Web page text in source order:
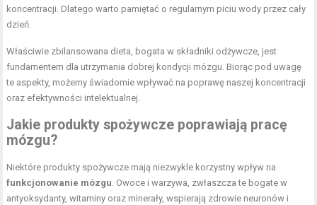
koncentracji. Dlatego warto pamiętać o regularnym piciu wody przez cały
dzień.
Właściwie zbilansowana dieta, bogata w składniki odżywcze, jest
fundamentem dla utrzymania dobrej kondycji mózgu. Biorąc pod uwagę
te aspekty, możemy świadomie wpływać na poprawę naszej koncentracji
oraz efektywności intelektualnej.
Jakie produkty spożywcze poprawiają pracę
mózgu?
Niektóre produkty spożywcze mają niezwykle korzystny wpływ na
funkcjonowanie mózgu. Owoce i warzywa, zwłaszcza te bogate w
antyoksydanty, witaminy oraz minerały, wspierają zdrowie neuronów i